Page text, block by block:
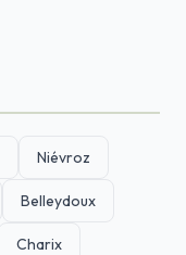
Niévroz
Belleydoux
Charix